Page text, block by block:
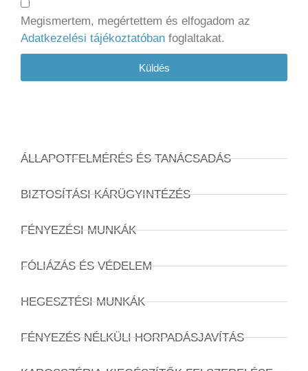
ÁLLAPOTFELMÉRÉS ÉS TANÁCSADÁS
BIZTOSÍTÁSI KÁRÜGYINTÉZÉS
FÉNYEZÉSI MUNKÁK
FÓLIÁZÁS ÉS VÉDELEM
HEGESZTÉSI MUNKÁK
FÉNYEZÉS NÉLKÜLI HORPADÁSJAVÍTÁS
Megismertem, megértettem és elfogadom az
Adatkezelési tájékoztatóban foglaltakat.
Küldés